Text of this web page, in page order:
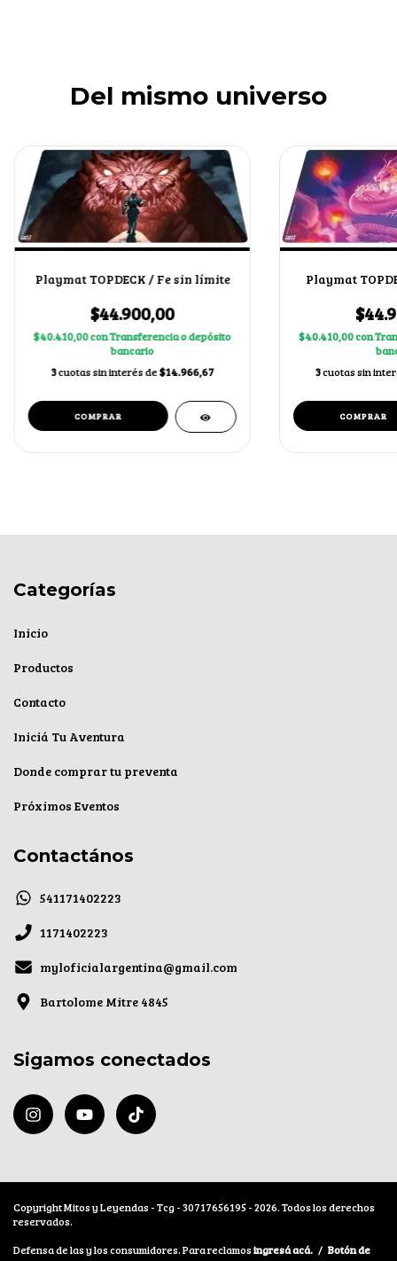
Del mismo universo
Playmat TOPDECK / Fe sin límite
$44.900,00
$40.410,00conTransferencia o depósito
bancario
3cuotas sin interés de$14.966,67
Playmat
$40.410,00con
3cuotas sin
Categorías
Inicio
Productos
Contacto
Iniciá Tu Aventura
Donde comprar tu preventa
Próximos Eventos
Contactános
541171402223
1171402223
myloficialargentina@gmail.com
Bartolome Mitre 4845
Sigamos conectados
Copyright Mitos y Leyendas - Tcg - 30717656195 - 2026. Todos los derechos
reservados.
Defensa de las y los consumidores. Para reclamosingresá acá. / Botón de